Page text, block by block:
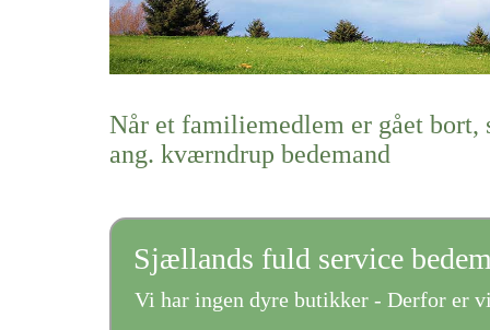
vi hjælper i alle faser af begravelsel
Når et familiemedlem er gået bort,
ang. kværndrup bedemand
Sjællands fuld service
Vi har ingen dyre butikker - Derfor er